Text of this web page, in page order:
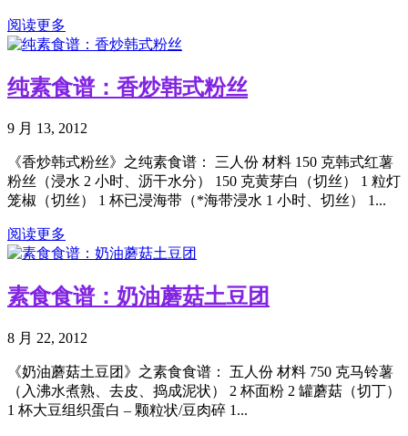
阅读更多
纯素食谱：香炒韩式粉丝
9 月 13, 2012
《香炒韩式粉丝》之纯素食谱： 三人份 材料 150 克韩式红薯
粉丝（浸水 2 小时、沥干水分） 150 克黄芽白（切丝） 1 粒灯
笼椒（切丝） 1 杯已浸海带（*海带浸水 1 小时、切丝） 1...
阅读更多
素食食谱：奶油蘑菇土豆团
8 月 22, 2012
《奶油蘑菇土豆团》之素食食谱： 五人份 材料 750 克马铃薯
（入沸水煮熟、去皮、捣成泥状） 2 杯面粉 2 罐蘑菇（切丁）
1 杯大豆组织蛋白 – 颗粒状/豆肉碎 1...